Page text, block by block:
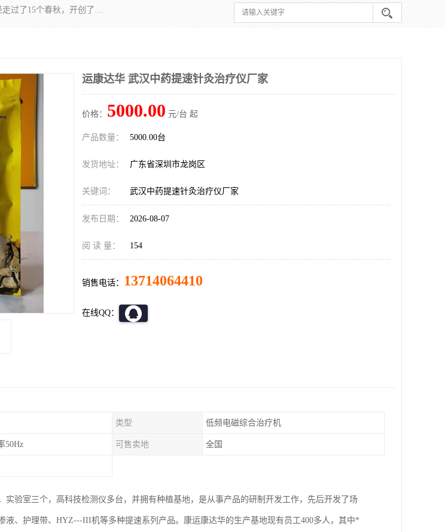
深圳运康达华科技有限公司是一家致力于健康健康产业的现代化企业，已经走过了15个春秋，开创了中医外用发展的新未来，是专业从事中医医疗仪器的研发、生产、销售、服务为一体的子公司，在医疗器械的设计、开发和生产方面率先引进国际先进技术和好的科技人员，先后开发出了场效应治疗仪、多功能治疗仪、颈椎治疗仪、腰椎治疗仪、增效垫等多个系列。
运康达华 武汉中药提速针灸治疗仪厂家
价格： 5000.00 元/台 起
产品数量： 5000.00台
发货地址： 广东省深圳市龙岗区
关键词： 武汉中药提速针灸治疗仪厂家
发布日期： 2026-08-07
阅 读 量： 154
销售电话： 13714064410
在线QQ：
类型 低频电磁综合治疗机
50Hz 可售卖地 全国
实验室三个，高科技检测仪多台，并拥有种植基地，是从事产品的研制开发工作，先后开发了场
液、护理带、HYZ---III机等多种提速系列产品。康运康达华的生产基地现有员工400多人，其中*